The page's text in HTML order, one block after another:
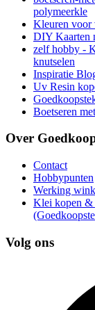
polymeerkle
Kleuren voor
DIY Kaarten
zelf hobby -
knutselen
Inspiratie
Uv Resin
Boetseren
Over
Contact
Hobbypunten
Werking
Klei kopen &
Volg ons